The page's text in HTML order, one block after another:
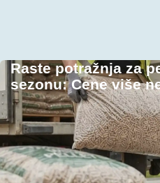
Raste potražnja za
sezonu: Cene više